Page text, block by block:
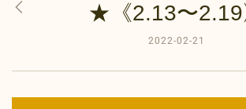
★《2.13〜2.19
2022-02-21